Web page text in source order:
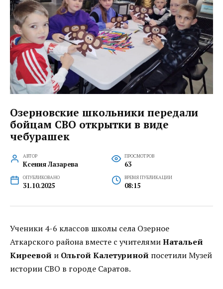
Озерновские школьники передали
бойцам СВО открытки в виде
чебурашек
АВТОР
Ксения Лазарева
ПРОСМОТРОВ
63
ОПУБЛИКОВАНО
31.10.2025
ВРЕМЯ ПУБЛИКАЦИИ
08:15
Ученики 4-6 классов школы села Озерное
Аткарского района вместе с учителямиНатальей
Киреевой и Ольгой Калетуриной посетили Музей
истории СВО в городе Саратов.